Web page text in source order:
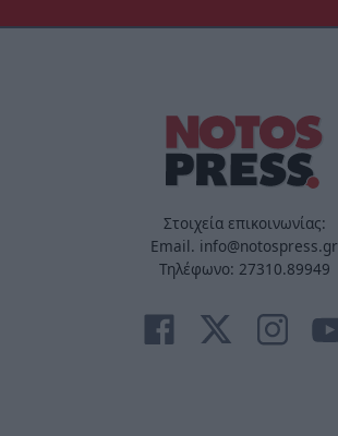
Στοιχεία επικοινωνίας:
Email. info@notospress.gr
Τηλέφωνο: 27310.89949